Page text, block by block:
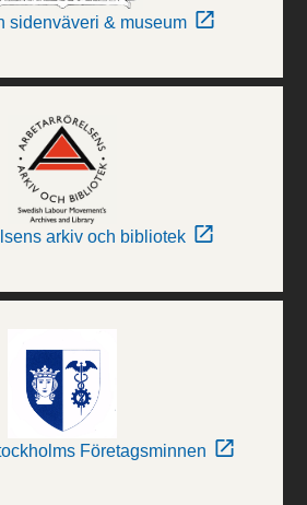
sidenväveri & museum
arkiv och bibliotek
Företagsminnen